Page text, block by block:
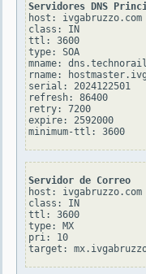
Servidores DNS
host: ivgabruzzo.com
class: IN
ttl: 3600
type: SOA
mname:
rname:
serial: 2024122501
refresh: 86400
retry: 7200
expire: 2592000
Servidor de Correo
host: ivgabruzzo.com
class: IN
ttl: 3600
type: MX
pri: 10